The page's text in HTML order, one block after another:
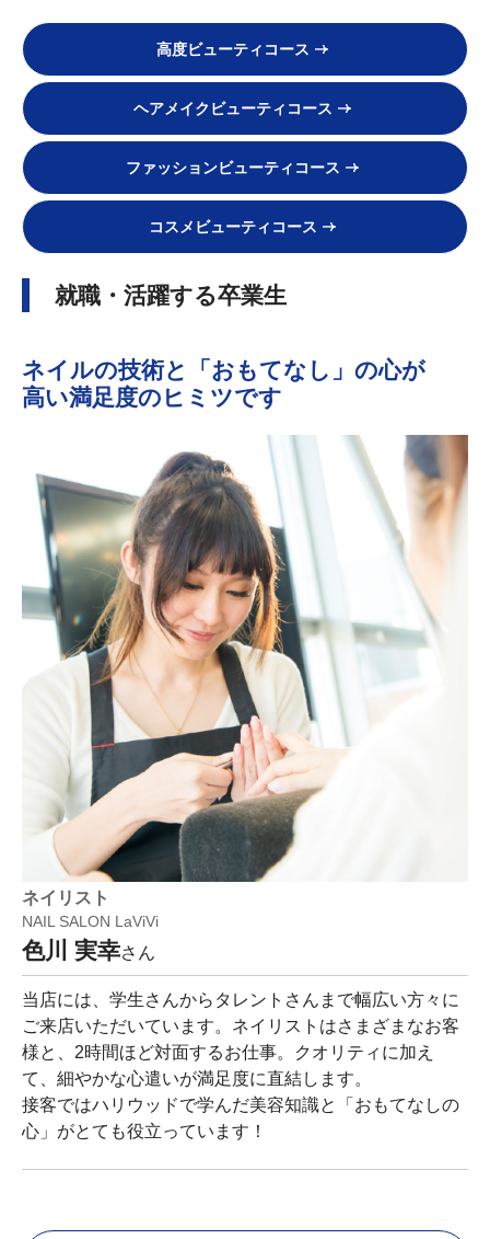
高度ビューティコース
ヘアメイクビューティコース
ファッションビューティコース
コスメビューティコース
就職・活躍する卒業生
ネイルの技術と「おもてなし」の心が
高い満足度のヒミツです
ネイリスト
NAIL SALON LaViVi
色川 実幸さん
当店には、学生さんからタレントさんまで幅広い方々に
ご来店いただいています。ネイリストはさまざまなお客
様と、2時間ほど対面するお仕事。クオリティに加え
て、細やかな心遣いが満足度に直結します。
接客ではハリウッドで学んだ美容知識と「おもてなしの
心」がとても役立っています！